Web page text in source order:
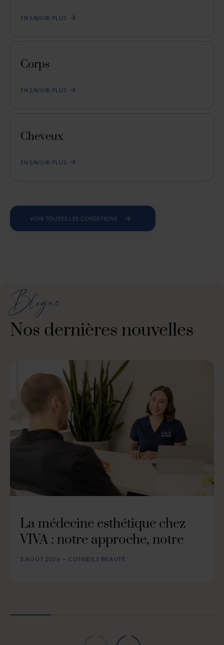
EN SAVOIR PLUS
Corps
EN SAVOIR PLUS
Cheveux
EN SAVOIR PLUS
VOIR TOUTES LES CONDITIONS
Blogue
Nos dernières nouvelles
La médecine esthétique chez
VIVA : notre approche, notre
3 AOÛT 2026 — CONSEILS BEAUTÉ